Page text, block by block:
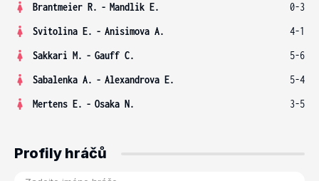
Brantmeier R. - Mandlik E.
0-3
Svitolina E. - Anisimova A.
4-1
Sakkari M. - Gauff C.
5-6
Sabalenka A. - Alexandrova E.
5-4
Mertens E. - Osaka N. 3-5
Profily hráčů